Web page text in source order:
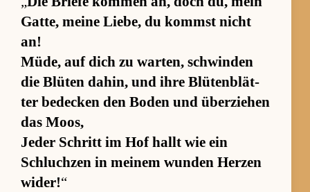
Gat­te, meine Lie­be, du kommst nicht
an!
Mü­de, auf dich zu war­ten, schwin­den
die Blü­ten da­hin, und ihre Blü­ten­blät­
ter be­de­cken den Bo­den und über­zie­hen
das Moos,
Je­der Schritt im Hof hallt wie ein
Schluch­zen in mei­nem wun­den Her­zen
wi­der!“